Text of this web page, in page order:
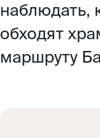
наблюдать,
обходят
маршруту